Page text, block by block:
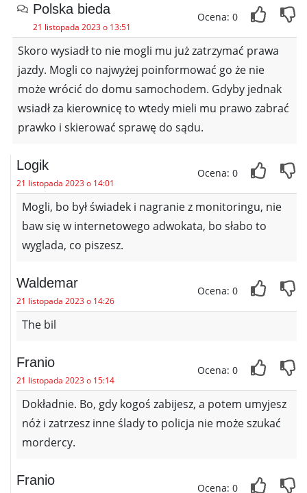
Polska bieda
21 listopada 2023 o 13:51
Ocena: 0
Skoro wysiadł to nie mogli mu już zatrzymać prawa
jazdy. Mogli co najwyżej poinformować go że nie
może wrócić do domu samochodem. Gdyby jednak
wsiadł za kierownicę to wtedy mieli mu prawo zabrać
prawko i skierować sprawę do sądu.
Logik
21 listopada 2023 o 14:01
Ocena: 0
Mogli, bo był świadek i nagranie z monitoringu, nie
baw się w internetowego adwokata, bo słabo to
wyglada, co piszesz.
Waldemar
21 listopada 2023 o 14:26
Ocena: 0
The bil
Franio
21 listopada 2023 o 15:14
Ocena: 0
Dokładnie. Bo, gdy kogoś zabijesz, a potem umyjesz
nóż i zatrzesz inne ślady to policja nie może szukać
mordercy.
Franio
Ocena: 0